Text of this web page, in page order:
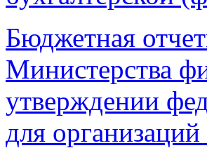
Бюджетная
Министерства
утверждении
для